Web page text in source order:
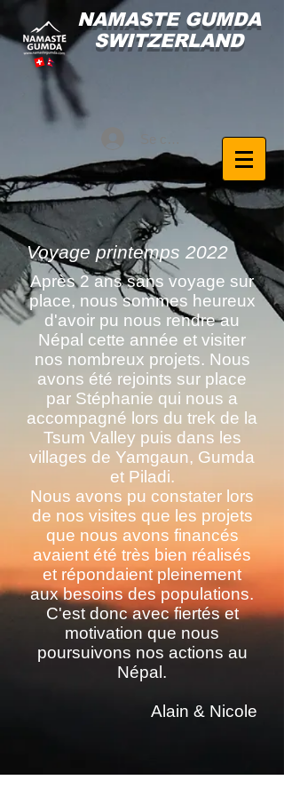
NAMASTE GUMDA
SWITZERLAND
Voyage printemps 2022
Après 2 ans sans voyage sur
place, nous sommes heureux
d'avoir pu nous rendre au
Népal cette année et visiter
nos nombreux projets. Nous
avons été rejoints sur place
par Stéphanie qui nous a
accompagné lors du trek de la
Tsum Valley puis dans les
villages de Yamgaun, Gumda
et Piladi.
Nous avons pu constater lors
de nos visites que les projets
que nous avons financés
avaient été très bien réalisés
et répondaient pleinement
aux besoins des populations.
C'est donc avec fiertés et
motivation que nous
poursuivons nos actions au
Népal.
Alain & Nicole